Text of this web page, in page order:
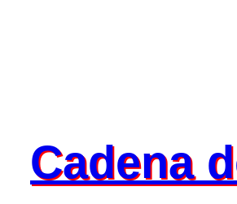
Cadena